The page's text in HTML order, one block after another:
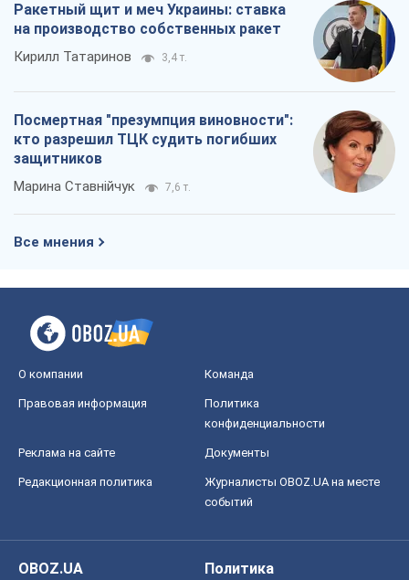
Ракетный щит и меч Украины: ставка
на производство собственных ракет
Кирилл Татаринов 3,4 т.
Посмертная "презумпция виновности":
кто разрешил ТЦК судить погибших
защитников
Марина Ставнійчук 7,6 т.
Все мнения
О компании Команда
Правовая информация
Политика
конфиденциальности
Реклама на сайте Документы
Редакционная политика
Журналисты OBOZ.UA на месте
событий
OBOZ.UA
Политика